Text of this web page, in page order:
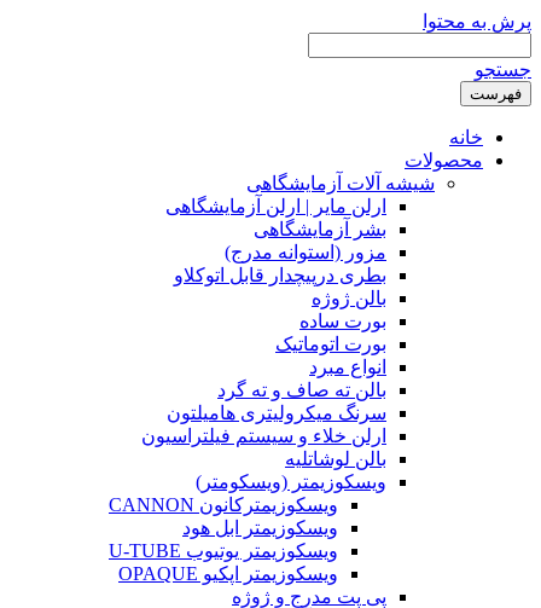
محتوا
شیشه آلات آزمایشگاهی
ارلن مایر | ارلن آزمایشگاهی
بشر آزمایشگاهی
مزور (استوانه مدرج)
بطری درپیچدار قابل اتوکلاو
بالن ژوژه
بورت ساده
بورت اتوماتیک
انواع مبرد
بالن ته صاف و ته گرد
سرنگ میکرولیتری هامیلتون
ارلن خلاء و سیستم فیلتراسیون
بالن لوشاتلیه
ویسکوزیمتر (ویسکومتر)
ویسکوزیمترکانون CANNON
ویسکوزیمتر ابل هود
ویسکوزیمتر یوتیوب U-TUBE
ویسکوزیمتر اپکیو OPAQUE
پی پت مدرج و ژوژه